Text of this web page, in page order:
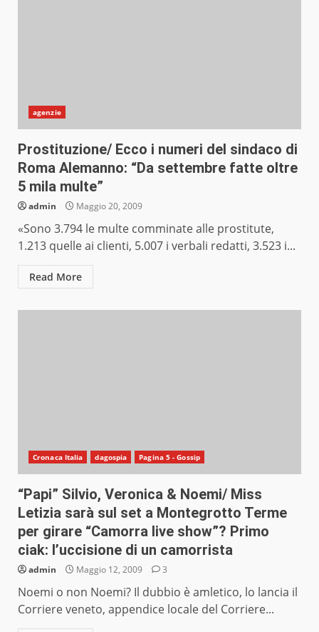
agenzie
Prostituzione/ Ecco i numeri del sindaco di
Roma Alemanno: “Da settembre fatte oltre
5 mila multe”
admin Maggio 20, 2009
«Sono 3.794 le multe comminate alle prostitute,
1.213 quelle ai clienti, 5.007 i verbali redatti, 3.523 i...
Read More
Cronaca Italia dagospia Pagina 5 - Gossip
“Papi” Silvio, Veronica & Noemi/ Miss
Letizia sarà sul set a Montegrotto Terme
per girare “Camorra live show”? Primo
ciak: l’uccisione di un camorrista
admin Maggio 12, 2009 3
Noemi o non Noemi? Il dubbio è amletico, lo lancia il
Corriere veneto, appendice locale del Corriere...